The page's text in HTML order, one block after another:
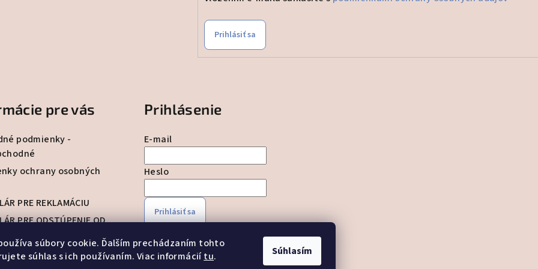
súbory cookie. Ďalším prechádzaním tohto
súhlas s ich používaním. Viac informáciítu. Súhlasím
v
k
y
u
Prihlásiť sa
pre vás
podmienky -
ochrany osobných
PRE REKLAMÁCIU
PRE ODSTÚPENIE OD
Prihlásenie
E-mail
Heslo
Prihlásiť sa
Zabudnuté heslo